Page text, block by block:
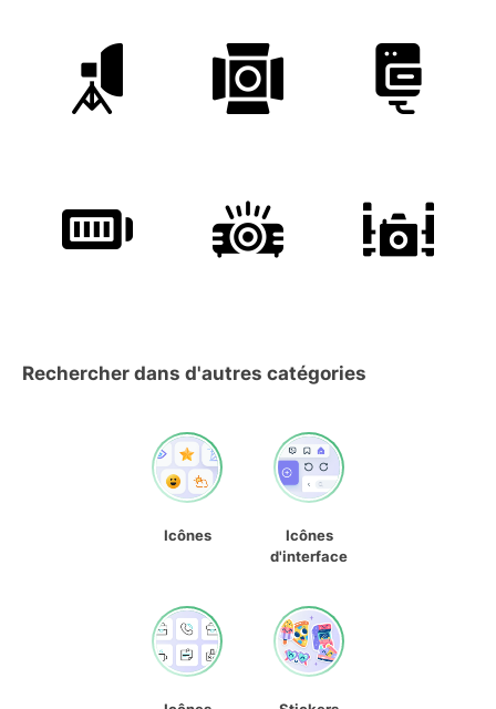
Rechercher dans d'autres catégories
Icônes
Icônes
d'interface